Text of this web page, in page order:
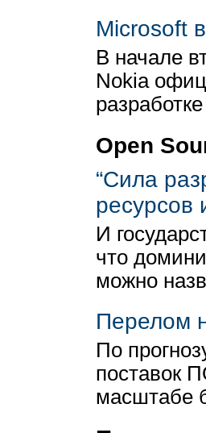
Microsoft
В начале
Nokia
Open
“Сила
ресурсов
И
что
можно
Перелом
По
поставок
масштабе